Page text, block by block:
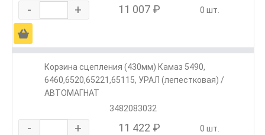
- + 11 007 ₽ 0 шт.
Ä
Корзина сцепления (430мм) Камаз 5490,
6460,6520,65221,65115, УРАЛ (лепестковая) /
АВТОМАГНАТ
3482083032
- + 11 422 ₽ 0 шт.